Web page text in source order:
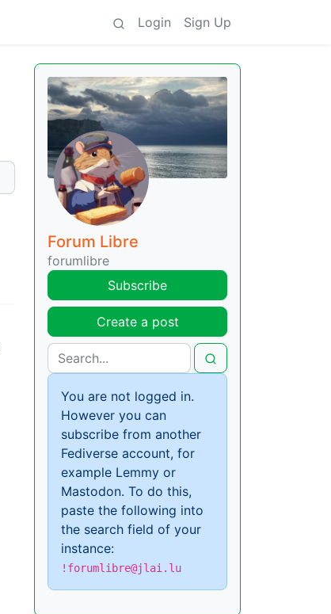
Login Sign Up
Forum Libre
forumlibre
Subscribe
Create a post
You are not logged in.
However you can
subscribe from another
Fediverse account, for
example Lemmy or
Mastodon. To do this,
paste the following into
the search field of your
instance:
!forumlibre@jlai.lu